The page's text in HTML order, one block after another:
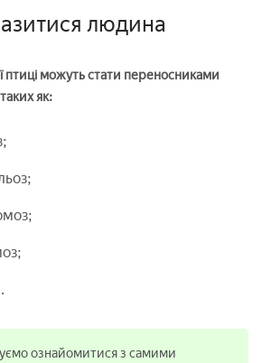
людина
птиці можуть стати переносниками
як:
ознайомитися з самими